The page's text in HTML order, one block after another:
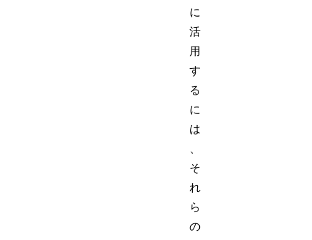
に
活
用
す
る
に
は
そ
れ
ら
の